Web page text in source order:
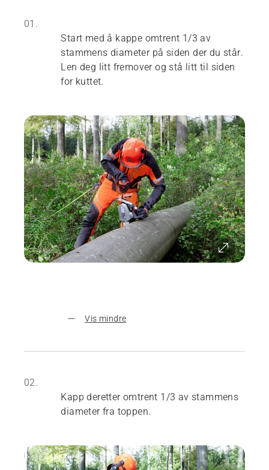
01.
Start med å kappe omtrent 1/3 av
stammens diameter på siden der du står.
Len deg litt fremover og stå litt til siden
for kuttet.
Vis mindre
02.
Kapp deretter omtrent 1/3 av stammens
diameter fra toppen.